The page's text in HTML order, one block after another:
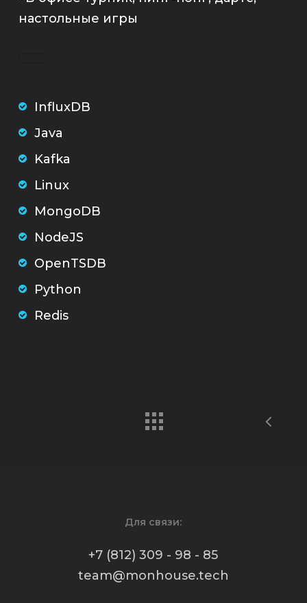
настольные игры
InfluxDB
Java
Kafka
Linux
MongoDB
NodeJS
OpenTSDB
Python
Redis
Для связи:
+7 (812) 309 - 98 - 85
team@monhouse.tech